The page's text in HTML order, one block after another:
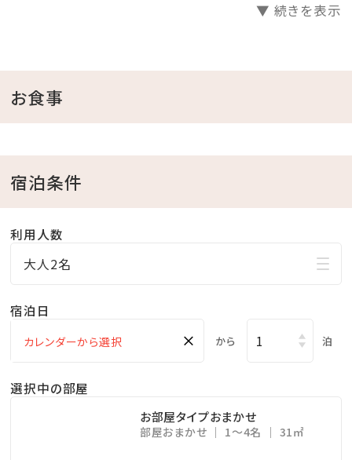
・無添加石けん、洗濯機、乾燥機を無料でご利用いただ
けます。
■ウェルカムウォーター
ホテルオリジナルウォーターを滞在中ご自由にご利用下
さい。
（各階へウォーターサーバーを完備、客室内の専用ピッ
▼ 続きを表示
お食事
宿泊条件
利用人数
大人2名
宿泊日
× から 泊
選択中の部屋
お部屋タイプおまかせ
部屋おまかせ 1～4名 31㎡